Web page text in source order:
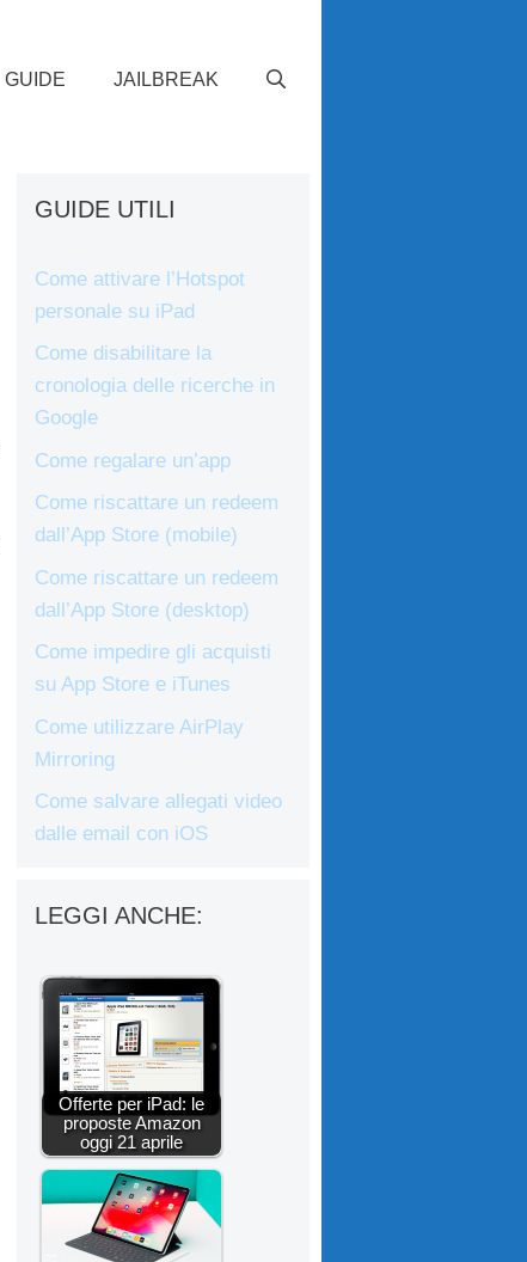
GUIDE JAILBREAK
GUIDE UTILI
Come attivare l’Hotspot
personale su iPad
Come disabilitare la
cronologia delle ricerche in
Google
Come regalare un’app
Come riscattare un redeem
dall’App Store (mobile)
Come riscattare un redeem
dall’App Store (desktop)
Come impedire gli acquisti
su App Store e iTunes
Come utilizzare AirPlay
Mirroring
Come salvare allegati video
dalle email con iOS
LEGGI ANCHE:
Offerte per iPad: le
proposte Amazon
oggi 21 aprile